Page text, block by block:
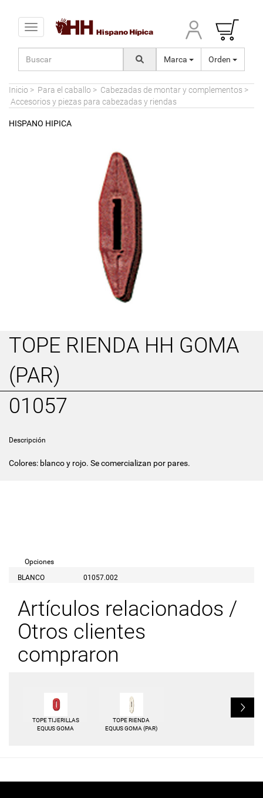
Toggle navigation
Marca Orden
Inicio > Para el caballo > Cabezadas de montar y complementos >
Accesorios y piezas para cabezadas y riendas
HISPANO HIPICA
TOPE RIENDA HH GOMA
(PAR)
01057
Descripción
Colores: blanco y rojo. Se comercializan por pares.
Opciones
BLANCO
01057.002
Artículos relacionados /
Otros clientes
compraron
TOPE TIJERILLAS
EQUUS GOMA
TOPE RIENDA
EQUUS GOMA (PAR)
L